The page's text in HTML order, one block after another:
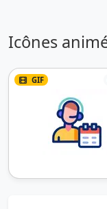
Icônes
GIF